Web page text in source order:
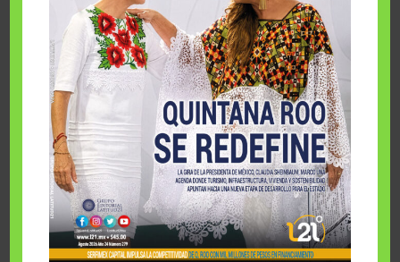
Fairmont Mayakoba y Make-A-Wish México unieron
esfuerzos para hacer realidad el deseo de una …